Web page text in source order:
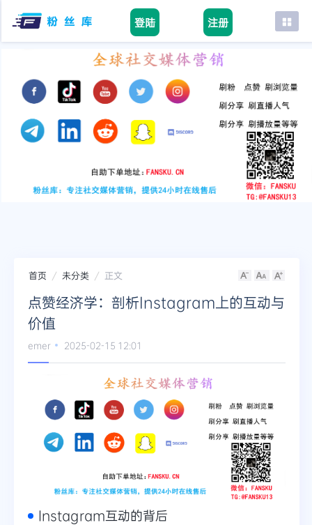
登陆 注册
首页
tiktok
youtube
instagram
首页 未分类 正文
点赞经济学：剖析Instagram上的互动与
价值
emer 2025-02-15 12:01
Instagram互动的背后